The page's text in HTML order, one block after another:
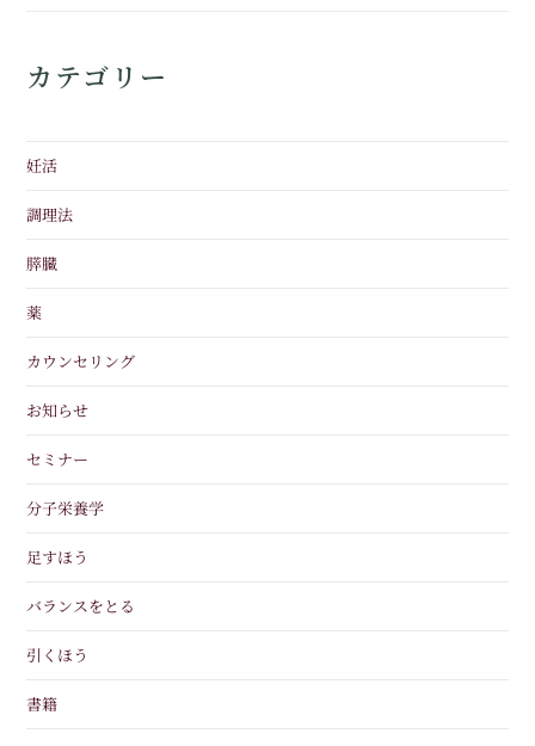
カテゴリー
妊活
調理法
膵臓
薬
カウンセリング
お知らせ
セミナー
分子栄養学
足すほう
バランスをとる
引くほう
書籍